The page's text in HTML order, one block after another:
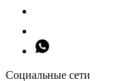
Социальные сети